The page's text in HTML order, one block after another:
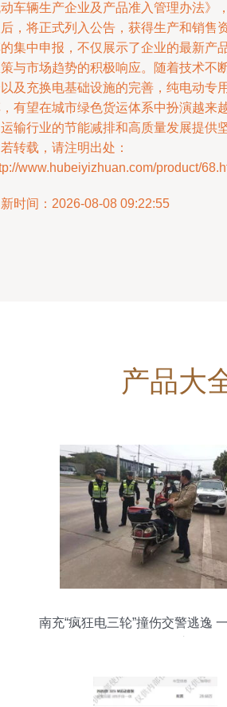
车辆生产企业及产品准入管理办法》
，将正式列入公告，获得生产和销售
集中申报，不仅展示了企业的最新产
与市场趋势的积极响应。随着技术不
及充换电基础设施的完善，纯电动专
有望在城市绿色货运体系中扮演越来
输行业的节能减排和高质量发展提供
转载，请注明出处：
www.hubeiyizhuan.com/product/
时间：2026-08-08 09:22:55
产品大
南充“疯狂电三轮”撞伤交警逃逸